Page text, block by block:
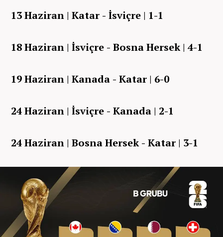
13 Haziran | Katar - İsviçre | 1-1
18 Haziran | İsviçre - Bosna Hersek | 4-1
19 Haziran | Kanada - Katar | 6-0
24 Haziran | İsviçre - Kanada | 2-1
24 Haziran | Bosna Hersek - Katar | 3-1